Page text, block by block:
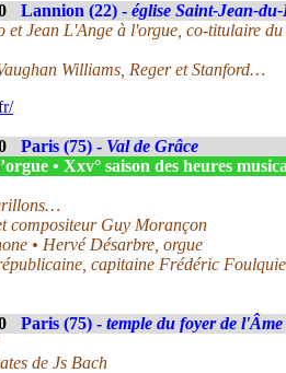
Lannion (22) - église Saint-Jean-
et Jean L'Ange à l'orgue, co-titulaire
Williams, Reger et Stanford…
Paris (75) - Val de Grâce
• Xxv° saison des heures
compositeur Guy Morançon
• Hervé Désarbre, orgue
capitaine Frédéric
Paris (75) - temple du foyer de l'Âme
de Js Bach